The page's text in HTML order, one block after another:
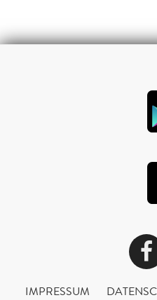
IMPRESSUM